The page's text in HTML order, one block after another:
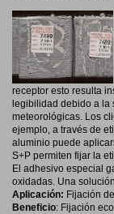
receptor esto resulta
legibilidad debido a la
meteorológicas. Los
ejemplo, a través de
aluminio puede
S+P permiten fijar la
El adhesivo especial
oxidadas. Una
Aplicación: Fijación
Beneficio: Fijación